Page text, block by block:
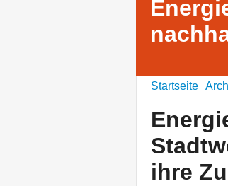
Startseite
ihre